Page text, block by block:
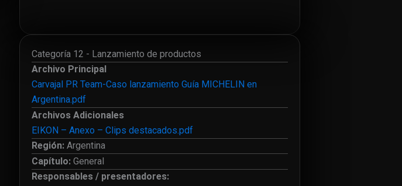
Categoría 12 - Lanzamiento de productos
Archivo Principal
Carvajal PR Team-Caso lanzamiento Guía MICHELIN en
Argentina.pdf
Archivos Adicionales
EIKON – Anexo – Clips destacados.pdf
Región:Argentina
Capítulo:General
Responsables / presentadores: